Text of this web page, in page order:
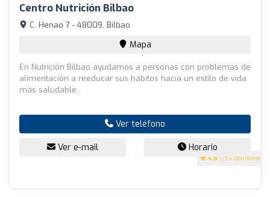
Centro Nutrición Bilbao
4.8 (139 opiniones)
C. Henao 7 - 48009, Bilbao
Mapa
En Nutrición Bilbao ayudamos a personas con problemas de
alimentación a reeducar sus hábitos hacia un estilo de vida
más saludable.
Ver teléfono
Ver e-mail Horario